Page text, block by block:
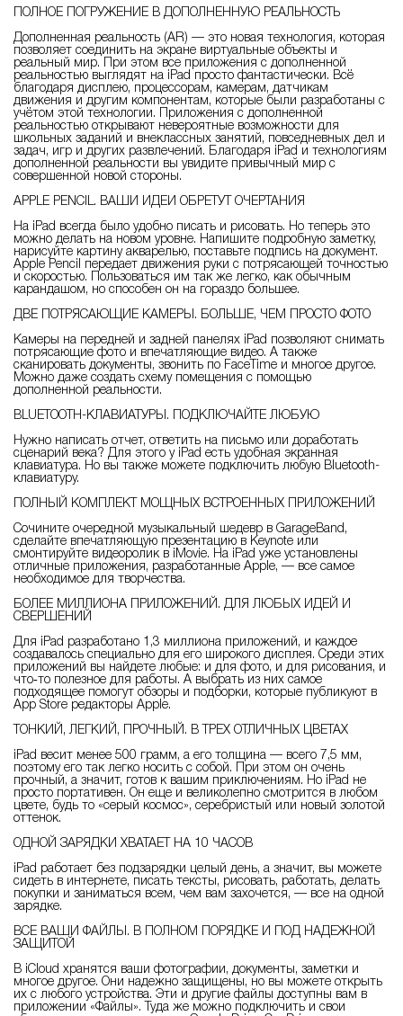
ПОЛНОЕ ПОГРУЖЕНИЕ В ДОПОЛНЕННУЮ РЕАЛЬНОСТЬ
Дополненная реальность (AR) — это новая технология, которая
позволяет соединить на экране виртуальные объекты и
реальный мир. При этом все приложения с дополненной
реальностью выглядят на iPad просто фантастически. Всё
благодаря дисплею, процессорам, камерам, датчикам
движения и другим компонентам, которые были разработаны с
учётом этой технологии. Приложения с дополненной
реальностью открывают невероятные возможности для
школьных заданий и внеклассных занятий, повседневных дел и
задач, игр и других развлечений. Благодаря iPad и технологиям
дополненной реальности вы увидите привычный мир с
совершенной новой стороны.
APPLE PENCIL. ВАШИ ИДЕИ ОБРЕТУТ ОЧЕРТАНИЯ
На iPad всегда было удобно писать и рисовать. Но теперь это
можно делать на новом уровне. Напишите подробную заметку,
нарисуйте картину акварелью, поставьте подпись на документ.
Apple Pencil передает движения руки с потрясающей точностью
и скоростью. Пользоваться им так же легко, как обычным
карандашом, но способен он на гораздо большее.
ДВЕ ПОТРЯСАЮЩИЕ КАМЕРЫ. БОЛЬШЕ, ЧЕМ ПРОСТО ФОТО
Камеры на передней и задней панелях iPad позволяют снимать
потрясающие фото и впечатляющие видео. А также
сканировать документы, звонить по FaceTime и многое другое.
Можно даже создать схему помещения с помощью
дополненной реальности.
BLUETOOTH-КЛАВИАТУРЫ. ПОДКЛЮЧАЙТЕ ЛЮБУЮ
Нужно написать отчет, ответить на письмо или доработать
сценарий века? Для этого у iPad есть удобная экранная
клавиатура. Но вы также можете подключить любую Bluetooth-
клавиатуру.
ПОЛНЫЙ КОМПЛЕКТ МОЩНЫХ ВСТРОЕННЫХ ПРИЛОЖЕНИЙ
Сочините очередной музыкальный шедевр в GarageBand,
сделайте впечатляющую презентацию в Keynote или
смонтируйте видеоролик в iMovie. На iPad уже установлены
отличные приложения, разработанные Apple, — все самое
необходимое для творчества.
БОЛЕЕ МИЛЛИОНА ПРИЛОЖЕНИЙ. ДЛЯ ЛЮБЫХ ИДЕЙ И
СВЕРШЕНИЙ
Для iPad разработано 1,3 миллиона приложений, и каждое
создавалось специально для его широкого дисплея. Среди этих
приложений вы найдете любые: и для фото, и для рисования, и
что‑то полезное для работы. А выбрать из них самое
подходящее помогут обзоры и подборки, которые публикуют в
App Store редакторы Apple.
ТОНКИЙ, ЛЕГКИЙ, ПРОЧНЫЙ. В ТРЕХ ОТЛИЧНЫХ ЦВЕТАХ
iPad весит менее 500 грамм, а его толщина — всего 7,5 мм,
поэтому его так легко носить с собой. При этом он очень
прочный, а значит, готов к вашим приключениям. Но iPad не
просто портативен. Он еще и великолепно смотрится в любом
цвете, будь то «серый космос», серебристый или новый золотой
оттенок.
ОДНОЙ ЗАРЯДКИ ХВАТАЕТ НА 10 ЧАСОВ
iPad работает без подзарядки целый день, а значит, вы можете
сидеть в интернете, писать тексты, рисовать, работать, делать
покупки и заниматься всем, чем вам захочется, — все на одной
зарядке.
ВСЕ ВАШИ ФАЙЛЫ. В ПОЛНОМ ПОРЯДКЕ И ПОД НАДЕЖНОЙ
ЗАЩИТОЙ
В iCloud хранятся ваши фотографии, документы, заметки и
многое другое. Они надежно защищены, но вы можете открыть
их с любого устройства. Эти и другие файлы доступны вам в
приложении «Файлы». Туда же можно подключить и свои